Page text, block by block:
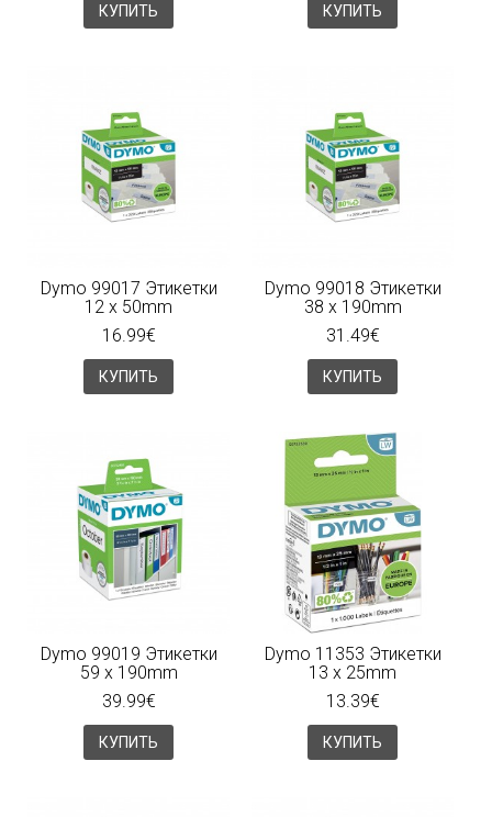
КУПИТЬ КУПИТЬ
Dymo 99017 Этикетки
12 x 50mm
16.99€
КУПИТЬ
Dymo 99018 Этикетки
38 x 190mm
31.49€
КУПИТЬ
Dymo 99019 Этикетки
59 x 190mm
39.99€
КУПИТЬ
Dymo 11353 Этикетки
13 x 25mm
13.39€
КУПИТЬ